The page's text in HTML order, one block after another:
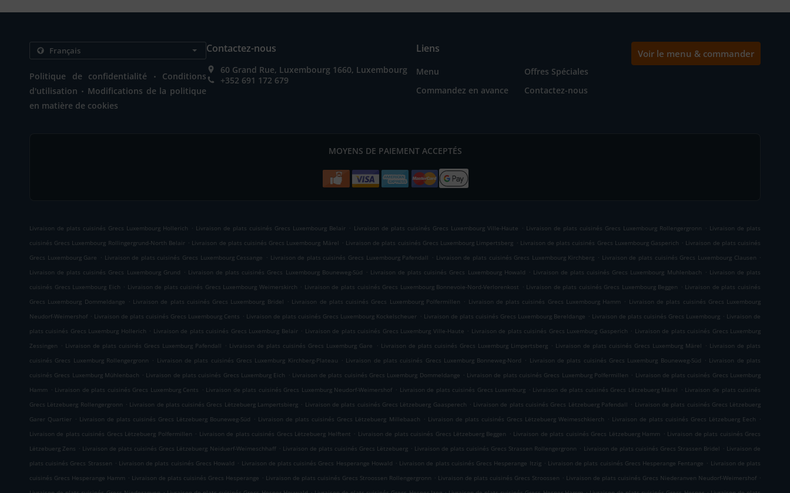
Politique de confidentialité .
Conditions
d'utilisation . Modifications de la politique
en matière de cookies
Contactez-nous
60 Grand Rue, Luxembourg 1660, Luxembourg
+352 691 172 679
Liens
Menu
Offres Spéciales
Commandez en avance
Contactez-nous
Voir le menu & commander
MOYENS DE PAIEMENT ACCEPTÉS
Livraison de plats cuisinés Grecs Luxembourg Hollerich . Livraison de plats cuisinés Grecs Luxembourg Belair . Livraison de plats cuisinés Grecs Luxembourg Ville-Haute . Livraison de plats cuisinés Grecs Luxembourg Rollengergronn . Livraison de plats
cuisinés Grecs Luxembourg Rollingergrund-North Belair . Livraison de plats cuisinés Grecs Luxembourg Märel . Livraison de plats cuisinés Grecs Luxembourg Limpertsberg . Livraison de plats cuisinés Grecs Luxembourg Gasperich . Livraison de plats cuisinés
Grecs Luxembourg Gare . Livraison de plats cuisinés Grecs Luxembourg Cessange . Livraison de plats cuisinés Grecs Luxembourg Pafendall . Livraison de plats cuisinés Grecs Luxembourg Kirchberg . Livraison de plats cuisinés Grecs Luxembourg Clausen .
Livraison de plats cuisinés Grecs Luxembourg Grund . Livraison de plats cuisinés Grecs Luxembourg Bouneweg-Süd . Livraison de plats cuisinés Grecs Luxembourg Howald . Livraison de plats cuisinés Grecs Luxembourg Muhlenbach . Livraison de plats
cuisinés Grecs Luxembourg Eich . Livraison de plats cuisinés Grecs Luxembourg Weimerskirch . Livraison de plats cuisinés Grecs Luxembourg Bonnevoie-Nord-Verlorenkost . Livraison de plats cuisinés Grecs Luxembourg Beggen . Livraison de plats cuisinés
Grecs Luxembourg Dommeldange . Livraison de plats cuisinés Grecs Luxembourg Bridel . Livraison de plats cuisinés Grecs Luxembourg Polfermillen . Livraison de plats cuisinés Grecs Luxembourg Hamm . Livraison de plats cuisinés Grecs Luxembourg
Neudorf-Weimershof . Livraison de plats cuisinés Grecs Luxembourg Cents . Livraison de plats cuisinés Grecs Luxembourg Kockelscheuer . Livraison de plats cuisinés Grecs Luxembourg Bereldange . Livraison de plats cuisinés Grecs Luxembourg . Livraison de
plats cuisinés Grecs Luxemburg Hollerich . Livraison de plats cuisinés Grecs Luxemburg Belair . Livraison de plats cuisinés Grecs Luxemburg Ville-Haute . Livraison de plats cuisinés Grecs Luxemburg Gasperich . Livraison de plats cuisinés Grecs Luxemburg
Zessingen . Livraison de plats cuisinés Grecs Luxemburg Pafendall . Livraison de plats cuisinés Grecs Luxemburg Gare . Livraison de plats cuisinés Grecs Luxemburg Limpertsberg . Livraison de plats cuisinés Grecs Luxemburg Märel . Livraison de plats
cuisinés Grecs Luxemburg Rollengergronn . Livraison de plats cuisinés Grecs Luxemburg Kirchberg-Plateau . Livraison de plats cuisinés Grecs Luxemburg Bonneweg-Nord . Livraison de plats cuisinés Grecs Luxemburg Bouneweg-Süd . Livraison de plats
cuisinés Grecs Luxemburg Mühlenbach . Livraison de plats cuisinés Grecs Luxemburg Eich . Livraison de plats cuisinés Grecs Luxemburg Dommeldange . Livraison de plats cuisinés Grecs Luxemburg Polfermillen . Livraison de plats cuisinés Grecs Luxemburg
Hamm . Livraison de plats cuisinés Grecs Luxemburg Cents . Livraison de plats cuisinés Grecs Luxemburg Neudorf-Weimershof . Livraison de plats cuisinés Grecs Luxemburg . Livraison de plats cuisinés Grecs Lëtzebuerg Märel . Livraison de plats cuisinés
Grecs Lëtzebuerg Rollengergronn . Livraison de plats cuisinés Grecs Lëtzebuerg Lampertsbierg . Livraison de plats cuisinés Grecs Lëtzebuerg Gaasperech . Livraison de plats cuisinés Grecs Lëtzebuerg Pafendall . Livraison de plats cuisinés Grecs Lëtzebuerg
Garer Quartier . Livraison de plats cuisinés Grecs Lëtzebuerg Bouneweg-Süd . Livraison de plats cuisinés Grecs Lëtzebuerg Millebaach . Livraison de plats cuisinés Grecs Lëtzebuerg Weimeschkierch . Livraison de plats cuisinés Grecs Lëtzebuerg Eech .
Livraison de plats cuisinés Grecs Lëtzebuerg Polfermillen . Livraison de plats cuisinés Grecs Lëtzebuerg Helftent . Livraison de plats cuisinés Grecs Lëtzebuerg Beggen . Livraison de plats cuisinés Grecs Lëtzebuerg Hamm . Livraison de plats cuisinés Grecs
Lëtzebuerg Zens . Livraison de plats cuisinés Grecs Lëtzebuerg Neiduerf-Weimeschhaff . Livraison de plats cuisinés Grecs Lëtzebuerg . Livraison de plats cuisinés Grecs Strassen Rollengergronn . Livraison de plats cuisinés Grecs Strassen Bridel . Livraison de
plats cuisinés Grecs Strassen . Livraison de plats cuisinés Grecs Howald . Livraison de plats cuisinés Grecs Hesperange Howald . Livraison de plats cuisinés Grecs Hesperange Itzig . Livraison de plats cuisinés Grecs Hesperange Fentange . Livraison de plats
cuisinés Grecs Hesperange Hamm . Livraison de plats cuisinés Grecs Hesperange . Livraison de plats cuisinés Grecs Stroossen Rollengergronn . Livraison de plats cuisinés Grecs Stroossen . Livraison de plats cuisinés Grecs Niederanven Neudorf-Weimershof .
. . . . .